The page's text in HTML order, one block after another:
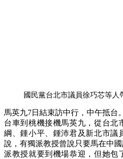
國民黨台北市議員徐巧芯等
馬英九7日結束訪中行，中午抵台
台車到桃機接機馬英九，從台北
綱、鍾小平、鍾沛君及新北市議
說，有獨派教授曾說只要馬在中
派教授就要到機場恭迎，但她包